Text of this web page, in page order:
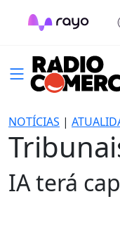
NOTÍCIAS |
IA terá